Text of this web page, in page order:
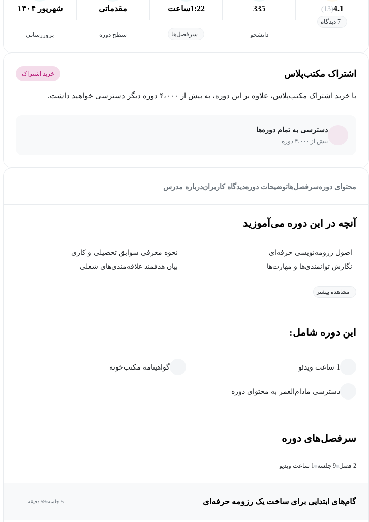
4.1
(13)
7 دیدگاه
335
دانشجو
1:22ساعت
سرفصل‌ها
مقدماتی
سطح دوره بروزرسانی
شهریور ۱۴۰۴
اشتراک مکتب‌پلاس خرید اشتراک
با خرید اشتراک مکتب‌پلاس، علاوه بر این دوره، به بیش از ۴،۰۰۰ دوره دیگر دسترسی خواهید داشت.
دسترسی به تمام دوره‌ها
بیش از ۴،۰۰۰ دوره
محتوای دورهسرفصل‌هاتوضیحات دورهدیدگاه کاربراندرباره مدرس
آنچه در این دوره می‌آموزید
اصول رزومه‌نویسی حرفه‌ای
نحوه معرفی سوابق تحصیلی و کاری
نگارش توانمندی‌ها و مهارت‌ها
بیان هدفمند علاقه‌مندی‌های شغلی
مشاهده بیشتر
این دوره شامل:
1 ساعت ویدئو گواهینامه مکتب‌خونه
دسترسی مادام‌العمر به محتوای دوره
سرفصل‌های دوره
2 فصل 9 جلسه 1 ساعت ویدیو
گام‌های ابتدایی برای ساخت یک رزومه حرفه‌ای 5 جلسه 59 دقیقه